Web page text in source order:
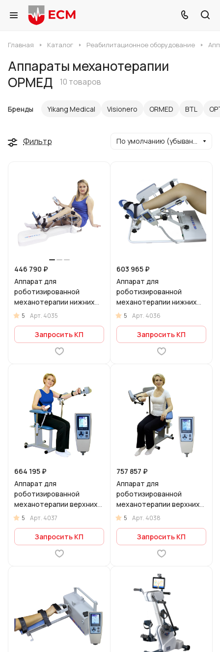
Главная Каталог Реабилитационное оборудование
Аппараты механотерапии
ОРМЕД
10 товаров
Бренды Yikang Medical Visionero ORMED BTL
Фильтр По умолчанию (убывание)
446 790 ₽
Аппарат для
роботизированной
механотерапии нижних
конечностей для
коленного и
тазобедренного
суставов Flex 01
5 Арт. 4035
Запросить КП
603 965 ₽
Аппарат для
роботизированной
механотерапии нижних
конечностей для
голеностопного сустава
Flex 02
5 Арт. 4036
Запросить КП
664 195 ₽
Аппарат для
роботизированной
механотерапии верхних
конечностей Flex 03 для
локтевого сустава
5 Арт. 4037
Запросить КП
757 857 ₽
Аппарат для
роботизированной
механотерапии верхних
конечностей Flex 04 для
плечевого сустава
5 Арт. 4038
Запросить КП